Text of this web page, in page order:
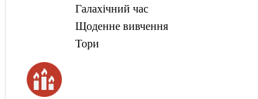
Галахічний час
Щоденне вивчення
Тори